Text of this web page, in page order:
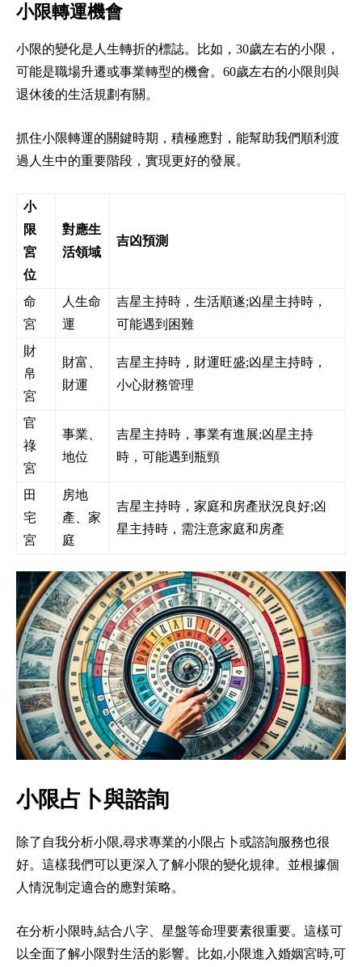
小限轉運機會
小限的變化是人生轉折的標誌。比如，30歲左右的小限，
可能是職場升遷或事業轉型的機會。60歲左右的小限則與
退休後的生活規劃有關。
抓住小限轉運的關鍵時期，積極應對，能幫助我們順利渡
過人生中的重要階段，實現更好的發展。
小
限
宮
位
對應生
活領域
吉凶預測
命
宮
人生命
運
吉星主持時，生活順遂;凶星主持時，
可能遇到困難
財
帛
宮
財富、
財運
吉星主持時，財運旺盛;凶星主持時，
小心財務管理
官
祿
宮
事業、
地位
吉星主持時，事業有進展;凶星主持
時，可能遇到瓶頸
田
宅
宮
房地
產、家
庭
吉星主持時，家庭和房產狀況良好;凶
星主持時，需注意家庭和房產
小限占卜與諮詢
除了自我分析小限,尋求專業的小限占卜或諮詢服務也很
好。這樣我們可以更深入了解小限的變化規律。並根據個
人情況制定適合的應對策略。
在分析小限時,結合八字、星盤等命理要素很重要。這樣可
以全面了解小限對生活的影響。比如,小限進入婚姻宮時,可